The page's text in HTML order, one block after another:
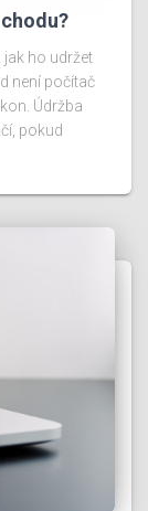
jak ho udržet
není počítač
Údržba
pokud